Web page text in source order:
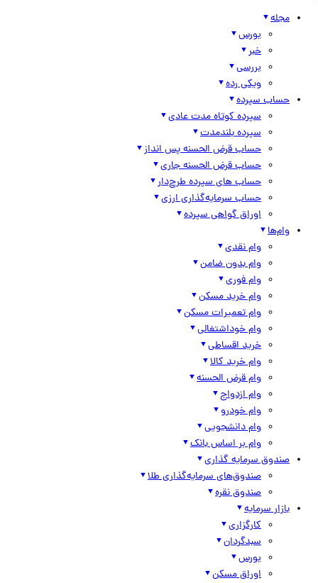
مجله
بورس
خبر
بررسی
ویکی رده
حساب سپرده
سپرده کوتاه مدت عادی
سپرده بلندمدت
حساب قرض الحسنه پس انداز
حساب قرض الحسنه جاری
حساب های سپرده طرح‌دار
حساب سرمایه‌گذاری ارزی
اوراق گواهی سپرده
وام‌ها
وام نقدی
وام بدون ضامن
وام فوری
وام خرید مسکن
وام تعمیرات مسکن
وام خوداشتغالی
خرید اقساطی
وام خرید کالا
وام قرض الحسنه
وام ازدواج
وام خودرو
وام دانشجویی
وام بر اساس بانک
صندوق سرمایه گذاری
صندوق‌های سرمایه‌گذاری طلا
صندوق نقره
بازار سرمایه
کارگزاری
سبدگردان
بورس
اوراق مسکن